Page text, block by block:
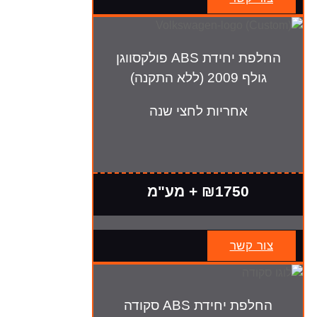
החלפת יחידת ABS פולקסווגן
גולף 2009 (ללא התקנה)
אחריות לחצי שנה
₪1750 + מע"מ
צור קשר
החלפת יחידת ABS סקודה